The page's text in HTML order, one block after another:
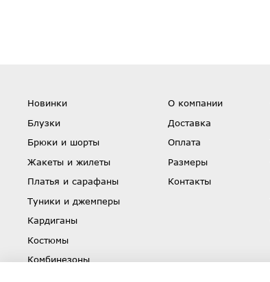
Новинки
Блузки
Брюки и шорты
Жакеты и жилеты
Платья и сарафаны
Туники и джемперы
Кардиганы
Костюмы
Комбинезоны
О компании
Доставка
Оплата
Размеры
Контакты